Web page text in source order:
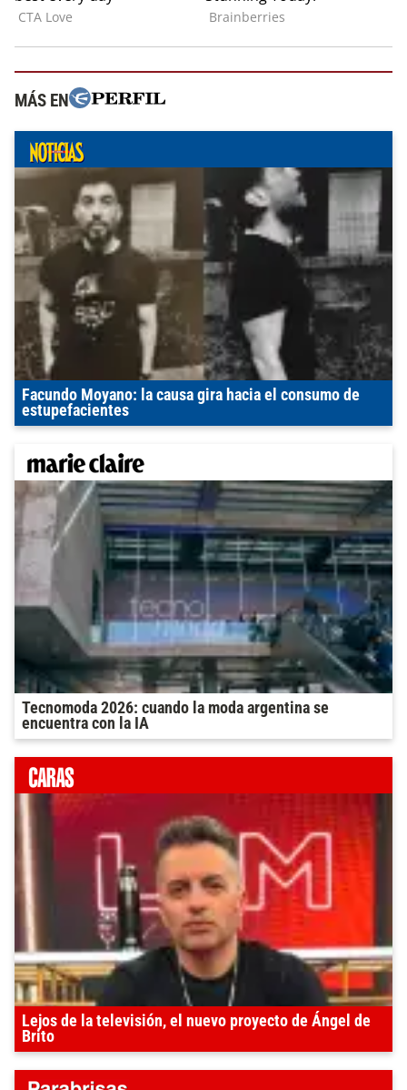
MÁS EN
Facundo Moyano: la causa gira hacia el consumo de
estupefacientes
Tecnomoda 2026: cuando la moda argentina se
encuentra con la IA
Lejos de la televisión, el nuevo proyecto de Ángel de
Brito